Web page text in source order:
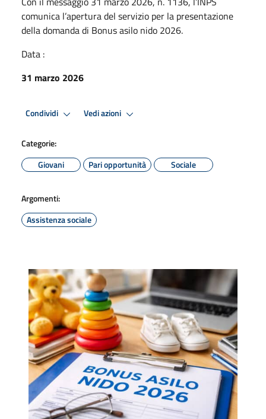
comunica l’apertura del servizio per la presentazione
della domanda di Bonus asilo nido 2026.
Data :
31 marzo 2026
Condividi Vedi azioni
Categorie:
Giovani
Pari opportunità Sociale
Argomenti:
Assistenza sociale